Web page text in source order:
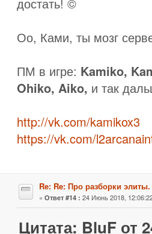
Оо, Ками, ты мозг
ПМ в игре: Kamiko,
Ohiko, Aiko, и так
http://vk.com/kamikox3
https://vk.com/
Re: Re: Про разборки
« Ответ #14 : 24 Июнь 2018,
Цитата: BluF от